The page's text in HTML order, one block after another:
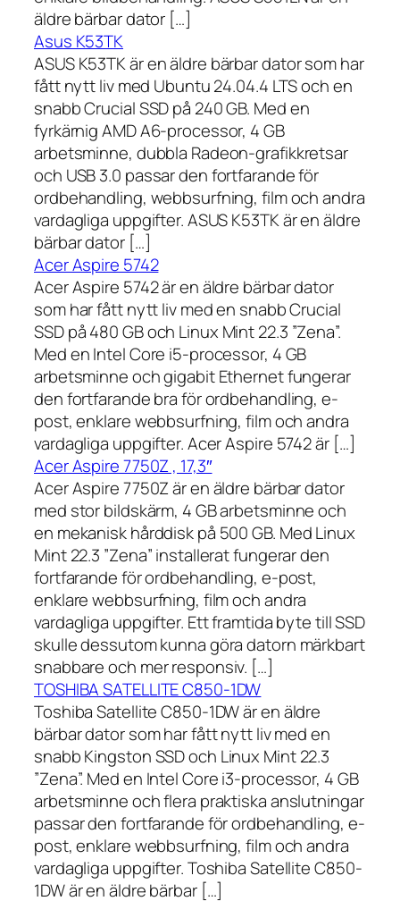
äldre bärbar dator […]
Asus K53TK
ASUS K53TK är en äldre bärbar dator som har
fått nytt liv med Ubuntu 24.04.4 LTS och en
snabb Crucial SSD på 240 GB. Med en
fyrkärnig AMD A6-processor, 4 GB
arbetsminne, dubbla Radeon-grafikkretsar
och USB 3.0 passar den fortfarande för
ordbehandling, webbsurfning, film och andra
vardagliga uppgifter. ASUS K53TK är en äldre
bärbar dator […]
Acer Aspire 5742
Acer Aspire 5742 är en äldre bärbar dator
som har fått nytt liv med en snabb Crucial
SSD på 480 GB och Linux Mint 22.3 ”Zena”.
Med en Intel Core i5-processor, 4 GB
arbetsminne och gigabit Ethernet fungerar
den fortfarande bra för ordbehandling, e-
post, enklare webbsurfning, film och andra
vardagliga uppgifter. Acer Aspire 5742 är […]
Acer Aspire 7750Z , 17,3″
Acer Aspire 7750Z är en äldre bärbar dator
med stor bildskärm, 4 GB arbetsminne och
en mekanisk hårddisk på 500 GB. Med Linux
Mint 22.3 ”Zena” installerat fungerar den
fortfarande för ordbehandling, e-post,
enklare webbsurfning, film och andra
vardagliga uppgifter. Ett framtida byte till SSD
skulle dessutom kunna göra datorn märkbart
snabbare och mer responsiv. […]
TOSHIBA SATELLITE C850-1DW
Toshiba Satellite C850-1DW är en äldre
bärbar dator som har fått nytt liv med en
snabb Kingston SSD och Linux Mint 22.3
”Zena”. Med en Intel Core i3-processor, 4 GB
arbetsminne och flera praktiska anslutningar
passar den fortfarande för ordbehandling, e-
post, enklare webbsurfning, film och andra
vardagliga uppgifter. Toshiba Satellite C850-
1DW är en äldre bärbar […]